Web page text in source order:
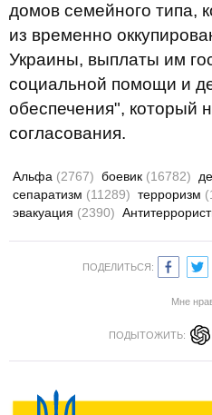
домов семейного типа,
из временно
Украины, выплаты им
социальной помощи и
обеспечения", который
согласования.
Альфа (2767) боевик (16782)
сепаратизм (11289) терроризм
эвакуация (2390)
ПОДЕЛИТЬСЯ:
Мне
ПОДЫТОЖИТЬ: